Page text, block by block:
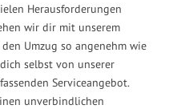
Herausforderungen
wir dir mit unserem
Umzug so angenehm wie
selbst von unserer
Serviceangebot.
unverbindlichen